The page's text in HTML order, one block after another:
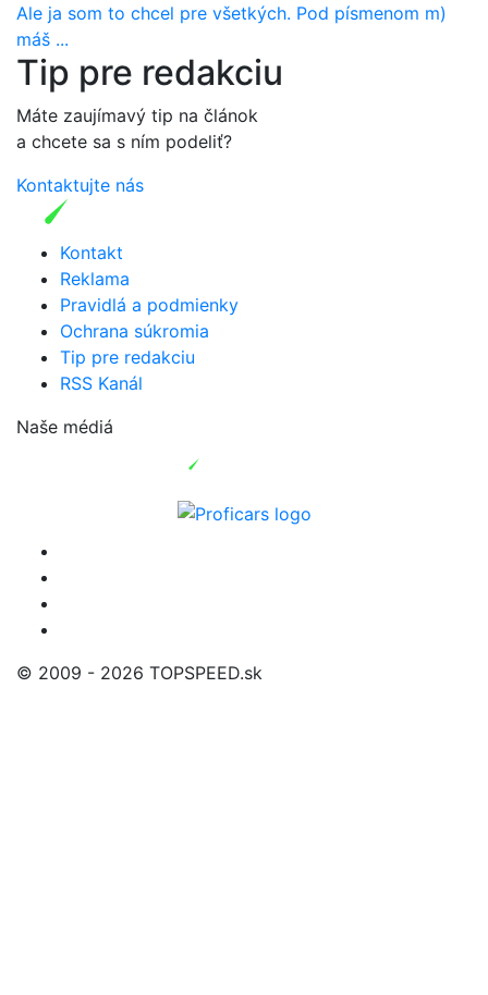
Ale ja som to chcel pre všetkých. Pod písmenom m)
máš ...
Tip pre redakciu
Máte zaujímavý tip na článok
a chcete sa s ním podeliť?
Kontaktujte nás
Kontakt
Reklama
Pravidlá a podmienky
Ochrana súkromia
Tip pre redakciu
RSS Kanál
Naše médiá
© 2009 - 2026 TOPSPEED.sk